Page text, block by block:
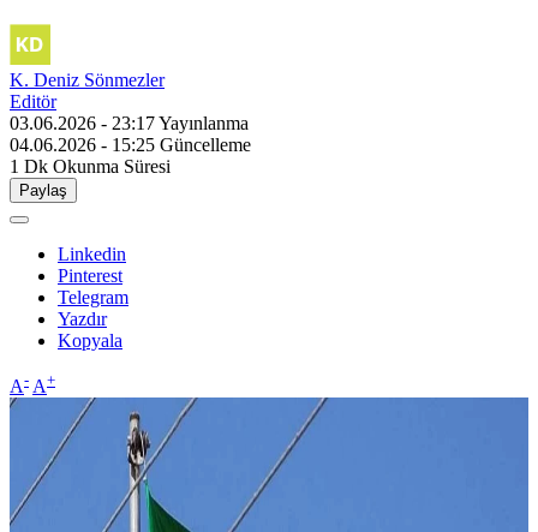
K. Deniz Sönmezler
Editör
03.06.2026 - 23:17Yayınlanma
04.06.2026 - 15:25 Güncelleme
1 Dk Okunma Süresi
Paylaş
Linkedin
Pinterest
Telegram
Yazdır
Kopyala
A- A+